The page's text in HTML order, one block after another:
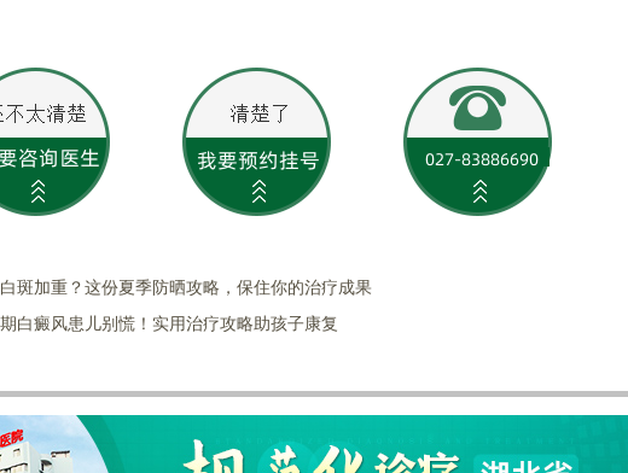
斑加重？这份夏季防晒攻略，保住你的治疗成果
白癜风患儿别慌！实用治疗攻略助孩子康复